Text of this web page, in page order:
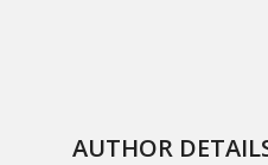
AUTHOR